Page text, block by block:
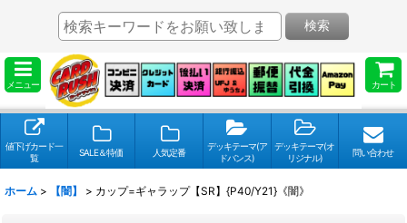
メニュー カート
検索
値下げカード一
覧
SALE＆特価 人気定番
デッキテーマ(ア
ドバンス)
デッキテーマ(オ
リジナル)
問い合わせ
ホーム > 【闇】 > カップ=ギャラップ【SR】{P40/Y21}《闇》